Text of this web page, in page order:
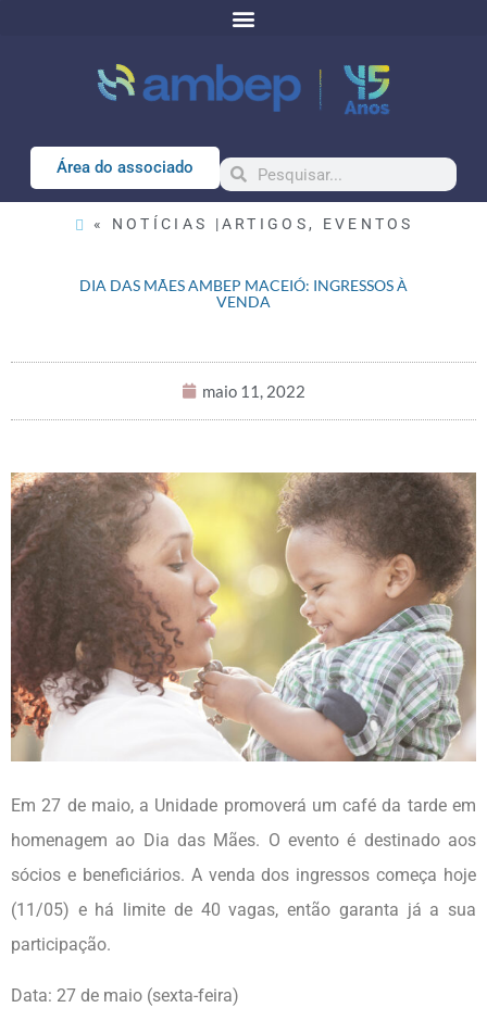
Área do associado
« NOTÍCIAS |ARTIGOS , EVENTOS
DIA DAS MÃES AMBEP MACEIÓ: INGRESSOS À
VENDA
maio 11, 2022
Em 27 de maio, a Unidade promoverá um café da tarde em
homenagem ao Dia das Mães. O evento é destinado aos
sócios e beneficiários. A venda dos ingressos começa hoje
(11/05) e há limite de 40 vagas, então garanta já a sua
participação.
Data: 27 de maio (sexta-feira)